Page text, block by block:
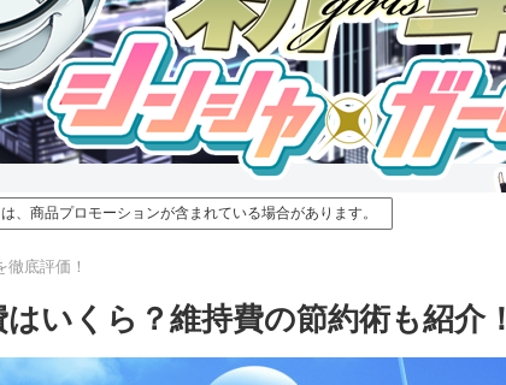
商品プロモーションが含まれている場合があります。
徹底評価！
いくら？維持費の節約術も紹介！